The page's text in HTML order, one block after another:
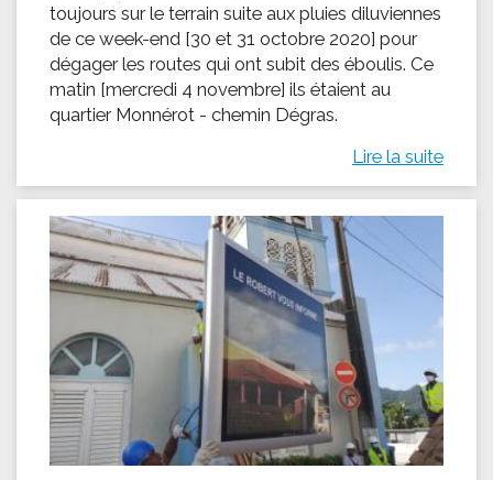
toujours sur le terrain suite aux pluies diluviennes
de ce week-end [30 et 31 octobre 2020] pour
dégager les routes qui ont subit des éboulis. Ce
matin [mercredi 4 novembre] ils étaient au
quartier Monnérot - chemin Dégras.
Lire la suite